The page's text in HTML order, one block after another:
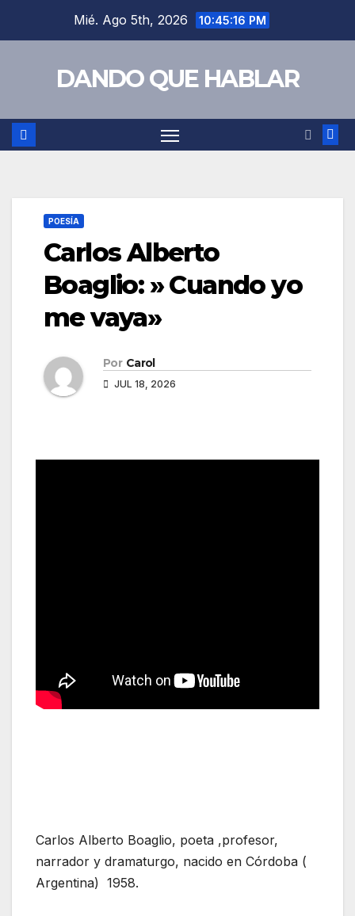
Mié. Ago 5th, 2026 10:45:17 PM
DANDO QUE HABLAR
POESÍA
Carlos Alberto
Boaglio: » Cuando yo
me vaya»
Por Carol
JUL 18, 2026
Carlos Alberto Boaglio, poeta ,profesor,
narrador y dramaturgo, nacido en Córdoba (
Argentina) 1958.